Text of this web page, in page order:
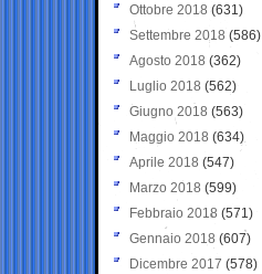
Ottobre 2018 (631)
Settembre 2018 (586)
Agosto 2018 (362)
Luglio 2018 (562)
Giugno 2018 (563)
Maggio 2018 (634)
Aprile 2018 (547)
Marzo 2018 (599)
Febbraio 2018 (571)
Gennaio 2018 (607)
Dicembre 2017 (578)